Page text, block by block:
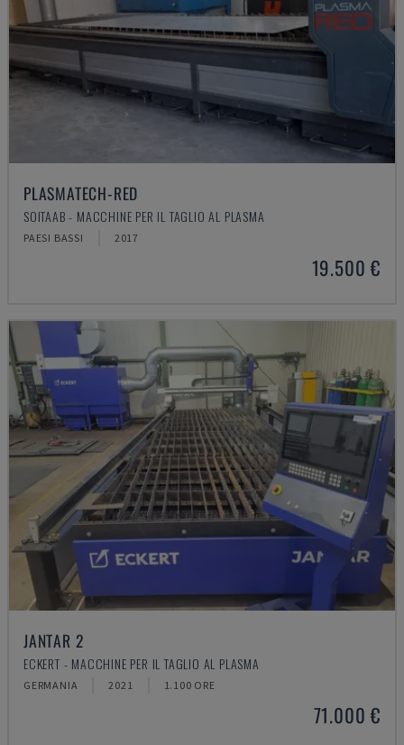
PLASMATECH-RED
SOITAAB - MACCHINE PER IL TAGLIO AL PLASMA
PAESI BASSI 2017
19.500 €
JANTAR 2
ECKERT - MACCHINE PER IL TAGLIO AL PLASMA
GERMANIA 2021 1.100 ORE
71.000 €